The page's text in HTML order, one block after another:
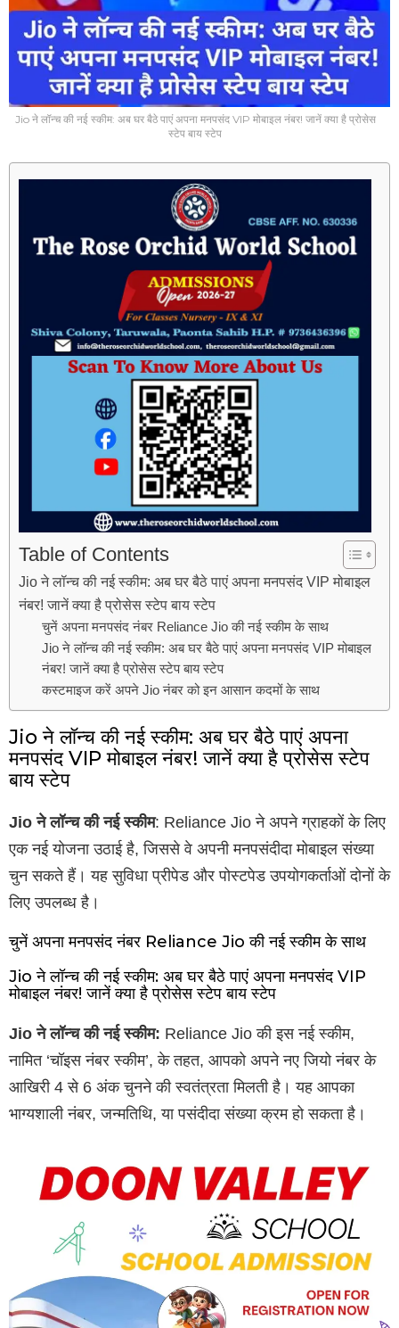
Jio ने लॉन्च की नई स्कीम: अब घर बैठे पाएं अपना मनपसंद VIP मोबाइल नंबर! जानें क्या है प्रोसेस
स्टेप बाय स्टेप
Table of Contents
Jio ने लॉन्च की नई स्कीम: अब घर बैठे पाएं अपना मनपसंद VIP मोबाइल
नंबर! जानें क्या है प्रोसेस स्टेप बाय स्टेप
चुनें अपना मनपसंद नंबर Reliance Jio की नई स्कीम के साथ
Jio ने लॉन्च की नई स्कीम: अब घर बैठे पाएं अपना मनपसंद VIP मोबाइल
नंबर! जानें क्या है प्रोसेस स्टेप बाय स्टेप
कस्टमाइज करें अपने Jio नंबर को इन आसान कदमों के साथ
Jio ने लॉन्च की नई स्कीम: अब घर बैठे पाएं अपना
मनपसंद VIP मोबाइल नंबर! जानें क्या है प्रोसेस स्टेप
बाय स्टेप
Jio ने लॉन्च की नई स्कीम: Reliance Jio ने अपने ग्राहकों के लिए
एक नई योजना उठाई है, जिससे वे अपनी मनपसंदीदा मोबाइल संख्या
चुन सकते हैं। यह सुविधा प्रीपेड और पोस्टपेड उपयोगकर्ताओं दोनों के
लिए उपलब्ध है।
चुनें अपना मनपसंद नंबर Reliance Jio की नई स्कीम के साथ
Jio ने लॉन्च की नई स्कीम: अब घर बैठे पाएं अपना मनपसंद VIP
मोबाइल नंबर! जानें क्या है प्रोसेस स्टेप बाय स्टेप
Jio ने लॉन्च की नई स्कीम: Reliance Jio की इस नई स्कीम,
नामित ‘चॉइस नंबर स्कीम’, के तहत, आपको अपने नए जियो नंबर के
आखिरी 4 से 6 अंक चुनने की स्वतंत्रता मिलती है। यह आपका
भाग्यशाली नंबर, जन्मतिथि, या पसंदीदा संख्या क्रम हो सकता है।